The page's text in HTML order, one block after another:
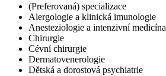
(Preferovaná) specializace
Alergologie a klinická imunologie
Anesteziologie a intenzivní medicína
Chirurgie
Cévní chirurgie
Dermatovenerologie
Dětská a dorostová psychiatrie